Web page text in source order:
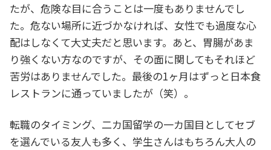
たが、危険な目に合うことは一度もありませんでし
た。危ない場所に近づかなければ、女性でも過度な心
配はしなくて大丈夫だと思います。あと、胃腸があま
り強くない方なのですが、その面に関してもそれほど
苦労はありませんでした。最後の1ヶ月はずっと日本食
レストランに通っていましたが（笑）。
転職のタイミング、二カ国留学の一カ国目としてセブ
を選んでいる友人も多く、学生さんはもちろん大人の